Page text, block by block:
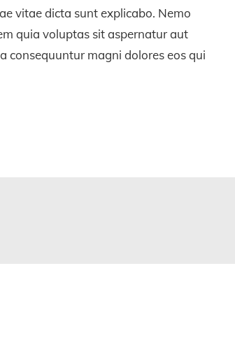
vitae dicta sunt explicabo. Nemo
quia voluptas sit aspernatur aut
consequuntur magni dolores eos qui